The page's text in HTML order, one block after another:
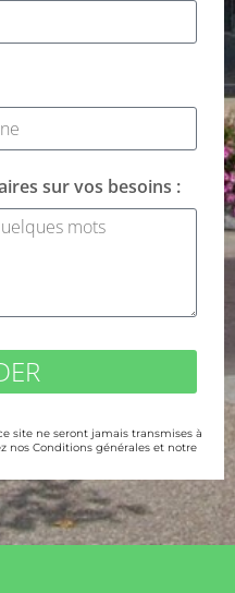
sur vos besoins :
site ne seront jamais transmises à
nos Conditions générales et notre